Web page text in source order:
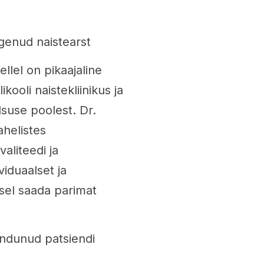
naistearst
on pikaajaline
naistekliinikus ja
poolest. Dr.
ja
ja
saada parimat
patsiendi